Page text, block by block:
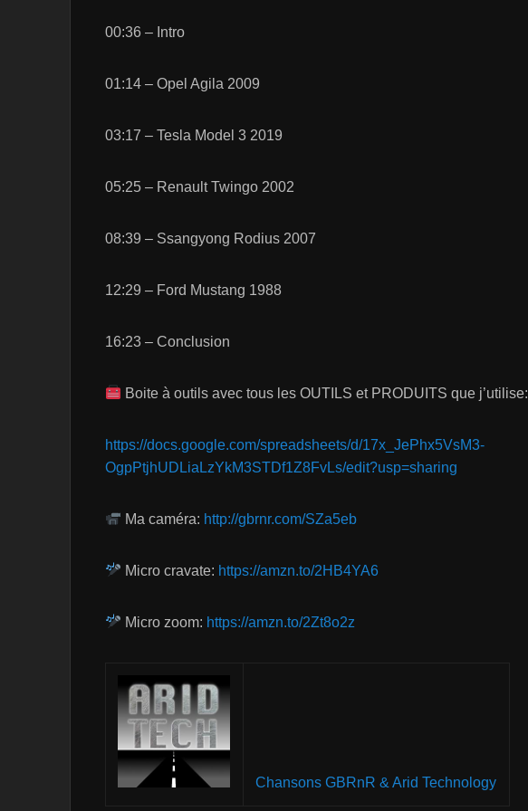
00:36 – Intro
01:14 – Opel Agila 2009
03:17 – Tesla Model 3 2019
05:25 – Renault Twingo 2002
08:39 – Ssangyong Rodius 2007
12:29 – Ford Mustang 1988
16:23 – Conclusion
Boite à outils avec tous les OUTILS et PRODUITS que j’utilise:
https://docs.google.com/spreadsheets/d/17x_JePhx5VsM3-
OgpPtjhUDLiaLzYkM3STDf1Z8FvLs/edit?usp=sharing
Ma caméra: http://gbrnr.com/SZa5eb
Micro cravate: https://amzn.to/2HB4YA6
Micro zoom: https://amzn.to/2Zt8o2z
Chansons GBRnR & Arid Technology